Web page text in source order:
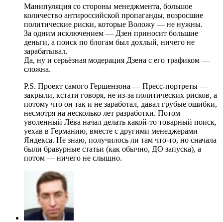
Манипуляция со стороны менеджмента, большое
количество антироссийской пропаганды, возросшие
политические риски, которые Воложу — не нужны.
За одним исключением — Дзен приносит большие
деньги, а поиск по блогам был дохлый, ничего не
зарабатывал.
Да, ну и серьёзная модерация Дзена с его трафиком —
сложна.
P.S. Проект самого Гершензона — Пресс-портреты —
закрыли, кстати говоря, не из-за политических рисков, а
потому что он так и не заработал, давал грубые ошибки,
несмотря на несколько лет разработки. Потом
уволенный Лёва начал делать какой-то товарный поиск,
уехав в Германию, вместе с другими менеджерами
Яндекса. Не знаю, получилось ли там что-то, но сначала
были бравурные статьи (как обычно, ДО запуска), а
потом — ничего не слышно.